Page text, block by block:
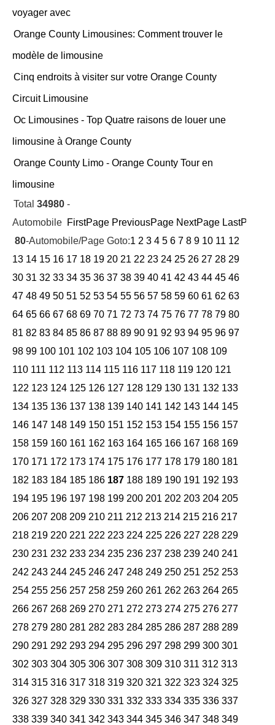
voyager avec
Orange County Limousines: Comment trouver le
modèle de limousine
Cinq endroits à visiter sur votre Orange County
Circuit Limousine
Oc Limousines - Top Quatre raisons de louer une
limousine à Orange County
Orange County Limo - Orange County Tour en
limousine
Total 34980 -
Automobile FirstPage PreviousPage NextPage LastPage
80-Automobile/Page Goto:1 2 3 4 5 6 7 8 9 10 11 12
13 14 15 16 17 18 19 20 21 22 23 24 25 26 27 28 29
30 31 32 33 34 35 36 37 38 39 40 41 42 43 44 45 46
47 48 49 50 51 52 53 54 55 56 57 58 59 60 61 62 63
64 65 66 67 68 69 70 71 72 73 74 75 76 77 78 79 80
81 82 83 84 85 86 87 88 89 90 91 92 93 94 95 96 97
98 99 100 101 102 103 104 105 106 107 108 109
110 111 112 113 114 115 116 117 118 119 120 121
122 123 124 125 126 127 128 129 130 131 132 133
134 135 136 137 138 139 140 141 142 143 144 145
146 147 148 149 150 151 152 153 154 155 156 157
158 159 160 161 162 163 164 165 166 167 168 169
170 171 172 173 174 175 176 177 178 179 180 181
182 183 184 185 186 187 188 189 190 191 192 193
194 195 196 197 198 199 200 201 202 203 204 205
206 207 208 209 210 211 212 213 214 215 216 217
218 219 220 221 222 223 224 225 226 227 228 229
230 231 232 233 234 235 236 237 238 239 240 241
242 243 244 245 246 247 248 249 250 251 252 253
254 255 256 257 258 259 260 261 262 263 264 265
266 267 268 269 270 271 272 273 274 275 276 277
278 279 280 281 282 283 284 285 286 287 288 289
290 291 292 293 294 295 296 297 298 299 300 301
302 303 304 305 306 307 308 309 310 311 312 313
314 315 316 317 318 319 320 321 322 323 324 325
326 327 328 329 330 331 332 333 334 335 336 337
338 339 340 341 342 343 344 345 346 347 348 349